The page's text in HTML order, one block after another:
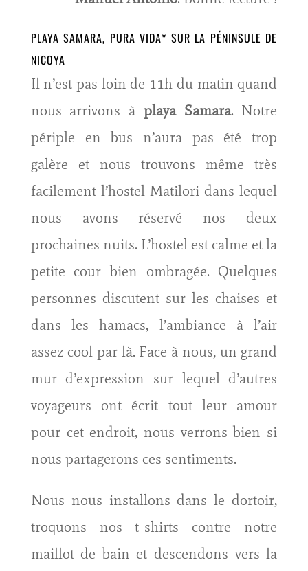
PLAYA SAMARA, PURA VIDA* SUR LA PÉNINSULE DE
NICOYA
Il n’est pas loin de 11h du matin quand
nous arrivons à playa Samara. Notre
périple en bus n’aura pas été trop
galère et nous trouvons même très
facilement l’hostel Matilori dans lequel
nous avons réservé nos deux
prochaines nuits. L’hostel est calme et la
petite cour bien ombragée. Quelques
personnes discutent sur les chaises et
dans les hamacs, l’ambiance à l’air
assez cool par là. Face à nous, un grand
mur d’expression sur lequel d’autres
voyageurs ont écrit tout leur amour
pour cet endroit, nous verrons bien si
nous partagerons ces sentiments.
Nous nous installons dans le dortoir,
troquons nos t-shirts contre notre
maillot de bain et descendons vers la